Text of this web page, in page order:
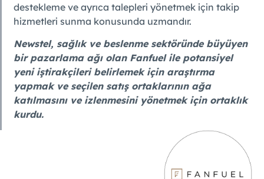
destekleme ve ayrıca talepleri yönetmek için takip
hizmetleri sunma konusunda uzmandır.
Newstel, sağlık ve beslenme sektöründe büyüyen
bir pazarlama ağı olan Fanfuel ile potansiyel
yeni iştirakçileri belirlemek için araştırma
yapmak ve seçilen satış ortaklarının ağa
katılmasını ve izlenmesini yönetmek için ortaklık
kurdu.